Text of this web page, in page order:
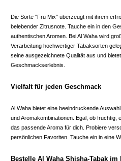
Die Sorte "Fru Mix" überzeugt mit ihrem
belebender Zitrusnote. Tauche ein in den
authentischen Aromen. Bei Al Waha wird
Verarbeitung hochwertiger Tabaksorten
seine ausgezeichnete Qualität aus und
Geschmackserlebnis.
Vielfalt für jeden Geschmack
Al Waha bietet eine beeindruckende
und Aromakombinationen. Egal, ob
das passende Aroma für dich. Probiere
persönlichen Favoriten. Tauche ein in eine
Bestelle Al Waha Shisha-Tabak